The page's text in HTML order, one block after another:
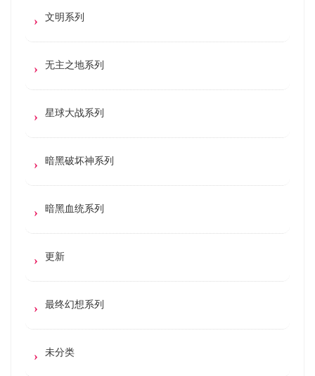
文明系列
无主之地系列
星球大战系列
暗黑破坏神系列
暗黑血统系列
更新
最终幻想系列
未分类